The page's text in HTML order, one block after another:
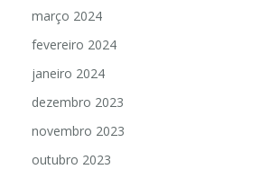
março 2024
fevereiro 2024
janeiro 2024
dezembro 2023
novembro 2023
outubro 2023